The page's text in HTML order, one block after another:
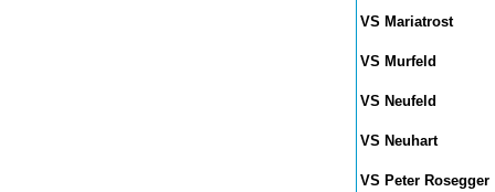
VS Mariatrost
VS Murfeld
VS Neufeld
VS Neuhart
VS Peter Rosegger